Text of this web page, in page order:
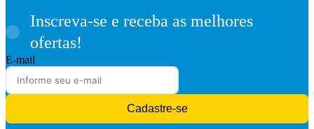
Inscreva-se e receba as melhores
ofertas!
E-mail
Cadastre-se